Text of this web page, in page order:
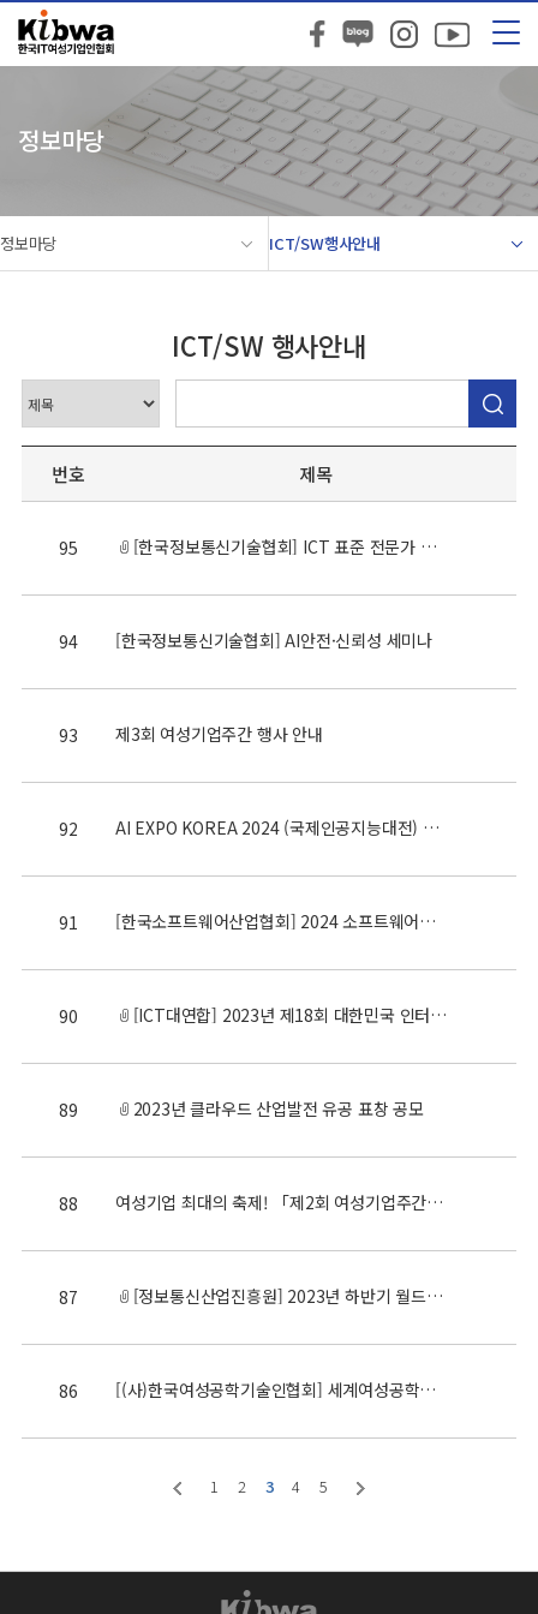
정보마당
정보마당 ICT/SW행사안내
ICT/SW 행사안내
번호 제목
95 [한국정보통신기술협회] ICT 표준 전문가 양성교육 안내
94 [한국정보통신기술협회] AI안전·신뢰성 세미나
93 제3회 여성기업주간 행사 안내
92 AI EXPO KOREA 2024 (국제인공지능대전) 세미나 개최 신청안내
91 [한국소프트웨어산업협회] 2024 소프트웨어人 신년인사회
90 [ICT대연합] 2023년 제18회 대한민국 인터넷대상
89 2023년 클라우드 산업발전 유공 표창 공모
88 여성기업 최대의 축제! 「제2회 여성기업주간」 개최 안내
87 [정보통신산업진흥원] 2023년 하반기 월드프렌즈 NIPA자문단 해외파견사업 자문단원 모집공고
86 [(사)한국여성공학기술인협회] 세계여성공학인의날 기념 심포지엄
1 2 3 4 5